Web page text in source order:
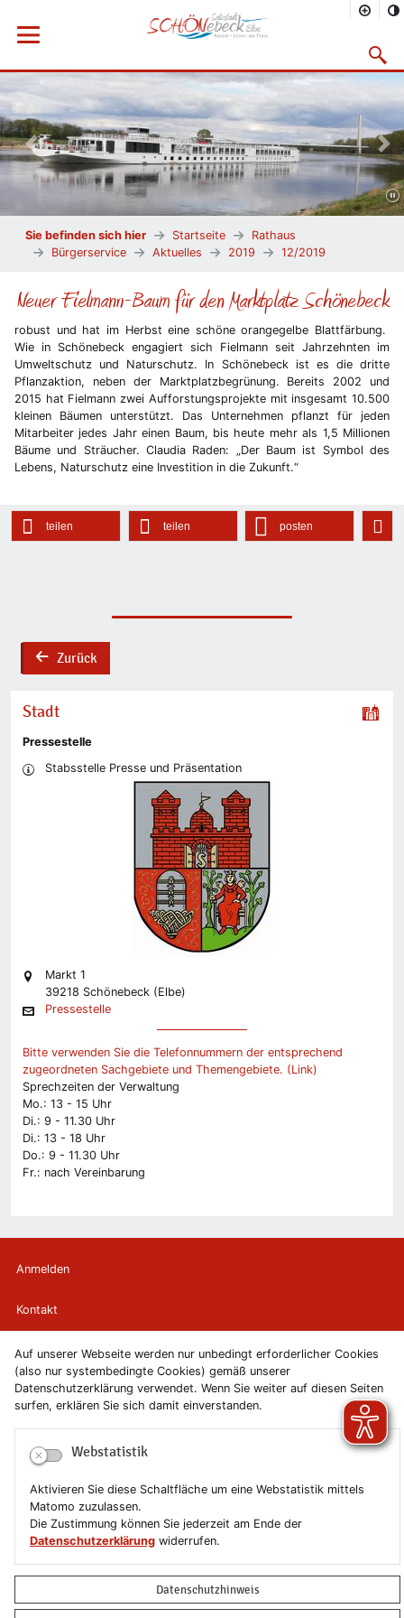
Auf unserer Webseite werden nur unbedingt erforderlicher Cookies
(also nur systembedingte Cookies) gemäß unserer
Datenschutzerklärung verwendet. Wenn Sie weiter auf diesen Seiten
surfen, erklären Sie sich damit einverstanden.
Webstatistik
Aktivieren Sie diese Schaltfläche um eine Webstatistik mittels
Matomo zuzulassen.
Die Zustimmung können Sie jederzeit am Ende der
Datenschutzerklärung widerrufen.
Datenschutzhinweis
Menü öffnen
Vorheriges Bild
Sie befinden sich hier Startseite
Rathaus
Bürgerservice
Aktuelles 2019 12/2019
Neuer Fielmann-Baum für den Marktplatz Schönebeck
robust und hat im Herbst eine schöne orangegelbe Blattfärbung.
Wie in Schönebeck engagiert sich Fielmann seit Jahrzehnten im
Umweltschutz und Naturschutz. In Schönebeck ist es die dritte
Pflanzaktion, neben der Marktplatzbegrünung. Bereits 2002 und
2015 hat Fielmann zwei Aufforstungsprojekte mit insgesamt 10.500
kleinen Bäumen unterstützt. Das Unternehmen pflanzt für jeden
Mitarbeiter jedes Jahr einen Baum, bis heute mehr als 1,5 Millionen
Bäume und Sträucher. Claudia Raden: „Der Baum ist Symbol des
Lebens, Naturschutz eine Investition in die Zukunft.“
teilen teilen posten
backZurück
Stadt
Pressestelle
Stabsstelle Presse und Präsentation
Markt 1
39218 Schönebeck (Elbe)
Pressestelle
Bitte verwenden Sie die Telefonnummern der entsprechend
zugeordneten Sachgebiete und Themengebiete. (Link)
Sprechzeiten der Verwaltung
Mo.: 13 - 15 Uhr
Di.: 9 - 11.30 Uhr
Di.: 13 - 18 Uhr
Do.: 9 - 11.30 Uhr
Fr.: nach Vereinbarung
Anmelden
Kontakt
Newsletter
Newsletterabmeldung
Impressum
Datenschutzerklärung
Erklärung zur Barrierefreiheit
Leichte Sprache